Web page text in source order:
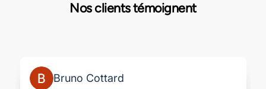
Nos clients témoignent
Bruno Cottard